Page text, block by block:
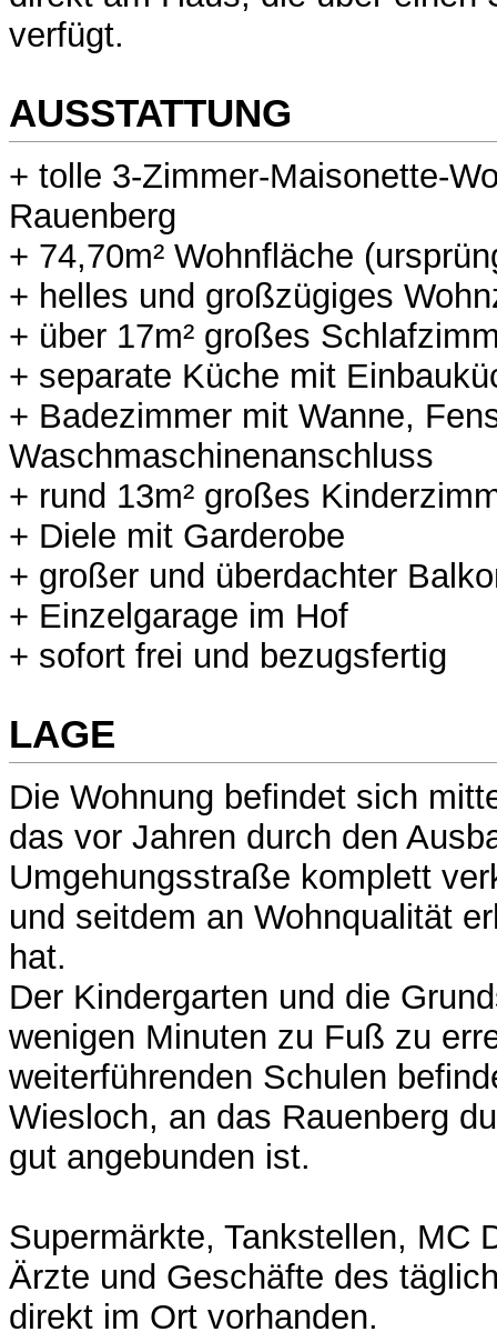
verfügt.
AUSSTATTUNG
+ tolle 3-Zimmer-Maisonette-
Rauenberg
+ 74,70m² Wohnfläche
+ helles und großzügiges
+ über 17m² großes
+ separate Küche mit
+ Badezimmer mit Wanne,
Waschmaschinenanschluss
+ rund 13m² großes
+ Diele mit Garderobe
+ großer und überdachter
+ Einzelgarage im Hof
+ sofort frei und bezugsfertig
LAGE
Die Wohnung befindet sich
das vor Jahren durch den
Umgehungsstraße komplett
und seitdem an Wohnqualität
hat.
Der Kindergarten und die
wenigen Minuten zu Fuß zu
weiterführenden Schulen
Wiesloch, an das Rauenberg
gut angebunden ist.
Supermärkte, Tankstellen, MC
Ärzte und Geschäfte des
direkt im Ort vorhanden.